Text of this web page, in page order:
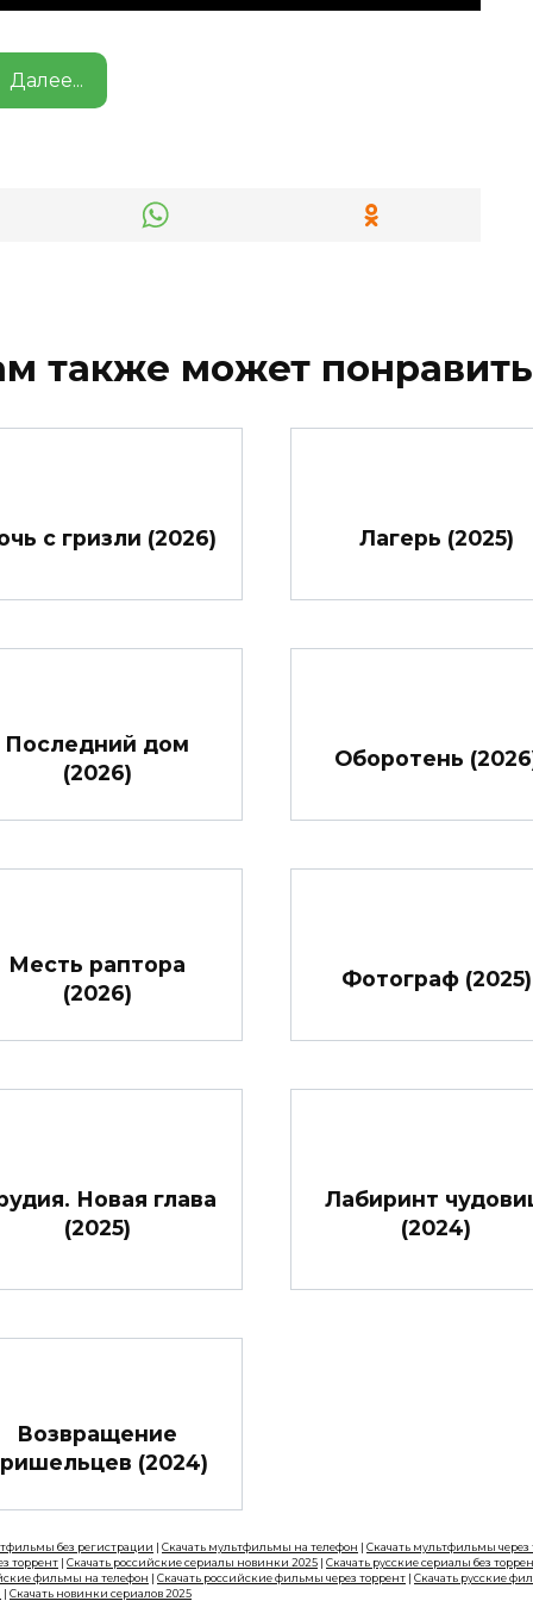
Далее...
также может
с гризли (2026) Лагерь (2025)
Последний дом
(2026)
Оборотень
Месть раптора
(2026)
Фотограф (2025)
Новая глава
(2025)
Лабиринт
(2024)
Возвращение
(2024)
без регистрации | Скачать мультфильмы на телефон | Скачать мультфильмы через
торрент | Скачать российские сериалы новинки 2025 | Скачать русские сериалы без
фильмы на телефон | Скачать российские фильмы через торрент | Скачать русские
| Скачать новинки сериалов 2025